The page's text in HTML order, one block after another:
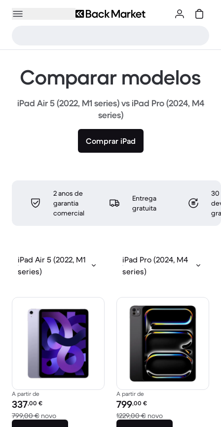
Comparar modelos
iPad Air 5 (2022, M1 series) vs iPad Pro (2024, M4
series)
Comprar iPad
2 anos de
garantia
comercial
Entrega
gratuita
30
iPad Air 5 (2022, M1
series)
iPad Pro (2024, M4
series)
A partir de
Preço recondicionado:
337,00 €
799,00 € novoVersus 799,00 € novo
A partir de
Preço recondicionado:
799,00 €
1229,00 € novoVersus 1229,00 €